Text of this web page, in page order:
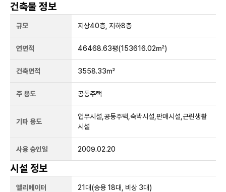
건축물 정보
규모 지상40층, 지하8층
연면적 46468.63평(153616.02㎡)
건축면적 3558.33㎡
주 용도 공동주택
기타 용도
업무시설,공동주택,숙박시설,판매시설,근린생활
시설
사용 승인일 2009.02.20
시설 정보
엘리베이터 21 대(승용 18대, 비상 3대)